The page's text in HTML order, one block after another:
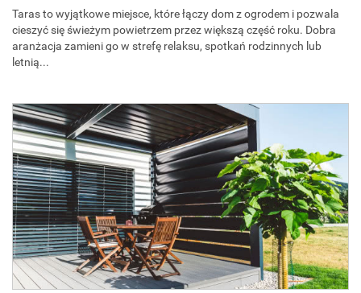
Taras to wyjątkowe miejsce, które łączy dom z ogrodem i pozwala
cieszyć się świeżym powietrzem przez większą część roku. Dobra
aranżacja zamieni go w strefę relaksu, spotkań rodzinnych lub
letnią...